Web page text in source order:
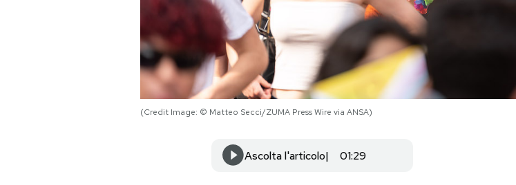
(Credit Image: © Matteo Secci/ZUMA Press Wire via ANSA)
Ascolta l'articolo 01:29